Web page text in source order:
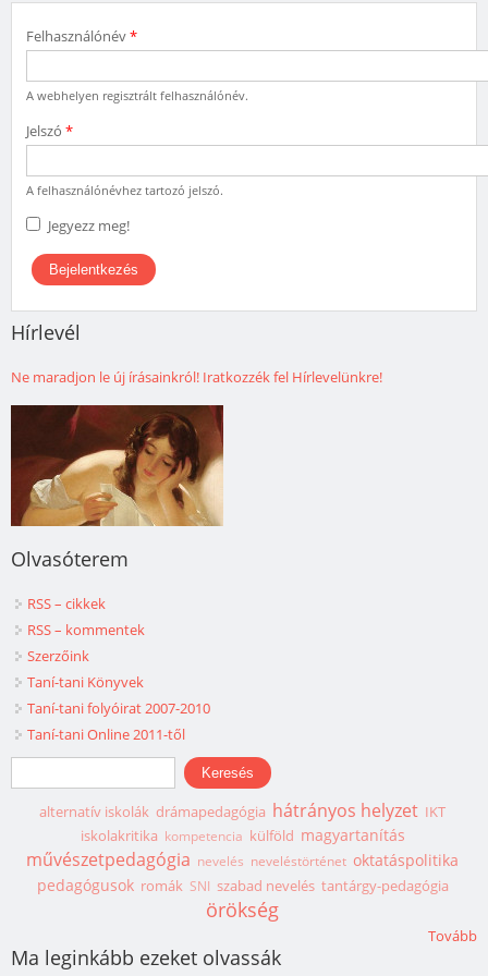
Felhasználónév*
A webhelyen regisztrált felhasználónév.
Jelszó *
A felhasználónévhez tartozó jelszó.
Jegyezz meg!
Hírlevél
Ne maradjon le új írásainkról! Iratkozzék fel Hírlevelünkre!
Olvasóterem
RSS – cikkek
RSS – kommentek
Szerzőink
Taní-tani Könyvek
Taní-tani folyóirat 2007-2010
Taní-tani Online 2011-től
Keresés űrlap
Keresés
alternatív iskolák drámapedagógia hátrányos helyzet IKT
iskolakritika kompetencia külföld magyartanítás
művészetpedagógia nevelés neveléstörténet oktatáspolitika
pedagógusok romák SNI szabad nevelés tantárgy-pedagógia
örökség
Tovább
Ma leginkább ezeket olvassák